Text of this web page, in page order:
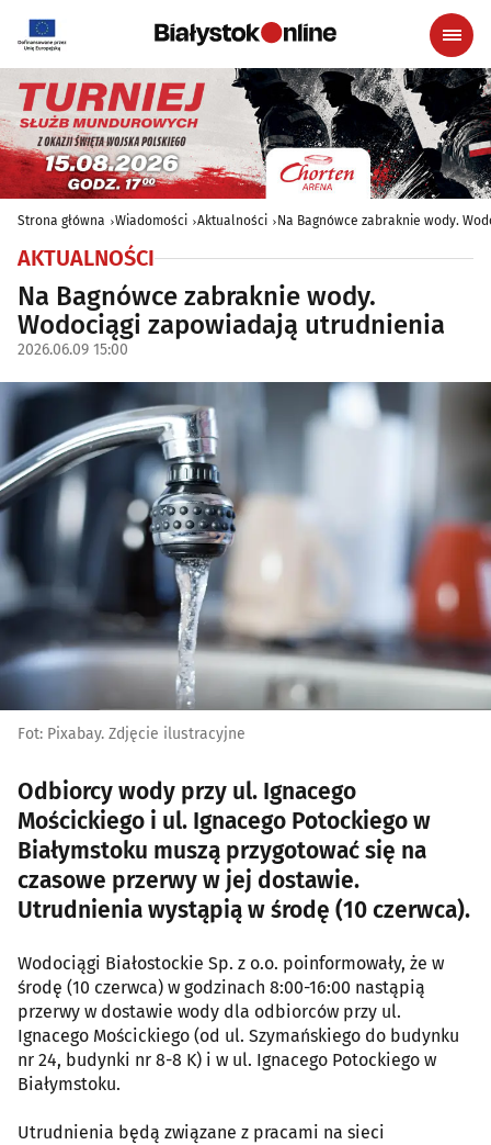
Strona główna Wiadomości Aktualności Na Bagnówce zabraknie wody.
AKTUALNOŚCI
Na Bagnówce zabraknie wody.
Wodociągi zapowiadają utrudnienia
2026.06.09 15:00
Fot: Pixabay. Zdjęcie ilustracyjne
Odbiorcy wody przy ul. Ignacego
Mościckiego i ul. Ignacego Potockiego w
Białymstoku muszą przygotować się na
czasowe przerwy w jej dostawie.
Utrudnienia wystąpią w środę (10 czerwca).
Wodociągi Białostockie Sp. z o.o. poinformowały, że w
środę (10 czerwca) w godzinach 8:00-16:00 nastąpią
przerwy w dostawie wody dla odbiorców przy ul.
Ignacego Mościckiego (od ul. Szymańskiego do budynku
nr 24, budynki nr 8-8 K) i w ul. Ignacego Potockiego w
Białymstoku.
Utrudnienia będą związane z pracami na sieci